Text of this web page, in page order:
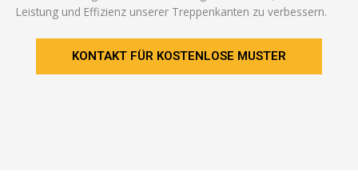
Leistung und Effizienz unserer Treppenkanten zu verbessern.
KONTAKT FÜR KOSTENLOSE MUSTER